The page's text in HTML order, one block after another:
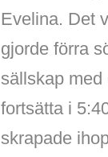
Evelina. Det
gjorde förra
sällskap med
fortsätta i
skrapade